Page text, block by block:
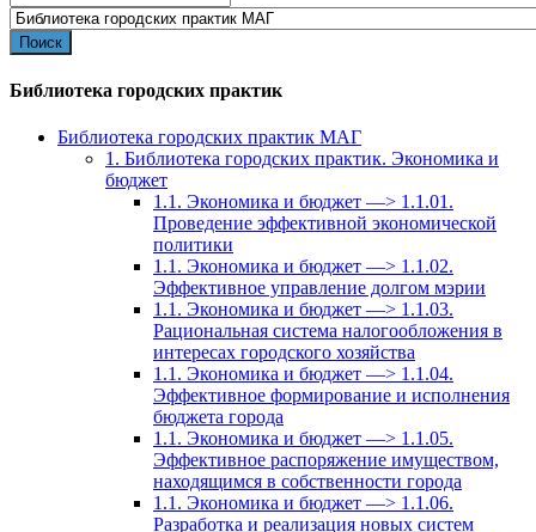
for:
Библиотека городских практик
Библиотека городских практик МАГ
1. Библиотека городских практик. Экономика и
бюджет
1.1. Экономика и бюджет —> 1.1.01.
Проведение эффективной экономической
политики
1.1. Экономика и бюджет —> 1.1.02.
Эффективное управление долгом мэрии
1.1. Экономика и бюджет —> 1.1.03.
Рациональная система налогообложения в
интересах городского хозяйства
1.1. Экономика и бюджет —> 1.1.04.
Эффективное формирование и исполнения
бюджета города
1.1. Экономика и бюджет —> 1.1.05.
Эффективное распоряжение имуществом,
находящимся в собственности города
1.1. Экономика и бюджет —> 1.1.06.
Разработка и реализация новых систем